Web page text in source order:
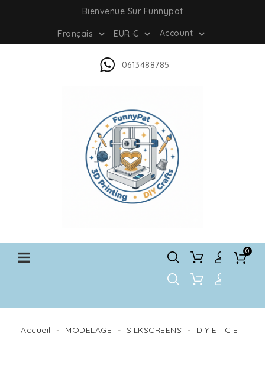
Bienvenue Sur Funnypat
Français  EUR €  Account 
0613488785
0
Accueil MODELAGE SILKSCREENS DIY ET CIE